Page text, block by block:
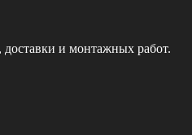
доставки и монтажных работ.